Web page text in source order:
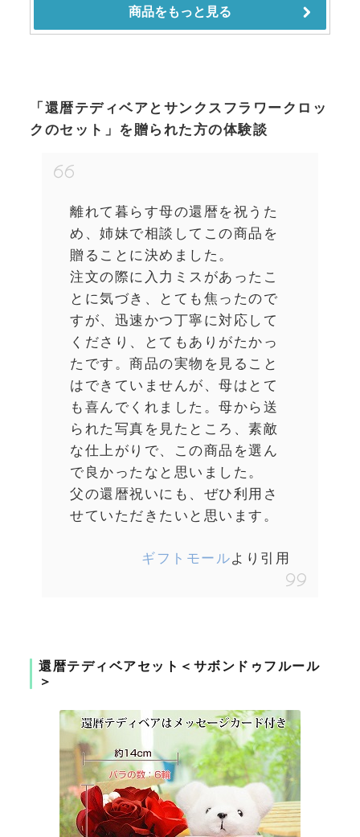
「還暦テディベアとサンクスフラワークロッ
クのセット」を贈られた方の体験談
離れて暮らす母の還暦を祝うた
め、姉妹で相談してこの商品を
贈ることに決めました。
注文の際に入力ミスがあったこ
とに気づき、とても焦ったので
すが、迅速かつ丁寧に対応して
くださり、とてもありがたかっ
たです。商品の実物を見ること
はできていませんが、母はとて
も喜んでくれました。母から送
られた写真を見たところ、素敵
な仕上がりで、この商品を選ん
で良かったなと思いました。
父の還暦祝いにも、ぜひ利用さ
せていただきたいと思います。
ギフトモールより引用
還暦テディベアセット＜サボンドゥフルール
＞